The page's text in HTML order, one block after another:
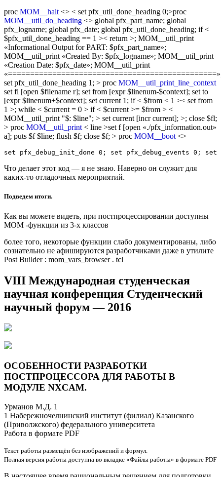
proc MOM__halt <> < set pfx_util_done_heading 0;>proc
MOM__util_do_heading <> global pfx_part_name; global
pfx_logname; global pfx_date; global pfx_util_done_heading; if <
$pfx_util_done_heading == 1 >< return >; MOM__util_print
«Informational Output for PART: $pfx_part_name»;
MOM__util_print «Created By: $pfx_logname»; MOM__util_print
«Creation Date: $pfx_date»; MOM__util_print
set pfx_util_done_heading 1; > proc MOM__util_print_line_context
set fl [open $filename r]; set from [expr $linenum-$context]; set to
[expr $linenum+$context]; set current 1; if < $from < 1 >< set from
1 >; while < $current = 0 > if < $current >= $from > <
MOM__util_print "$: $line"; > set current [incr current]; >; close $fl;
> proc MOM__util_print < line >set f [open «./pfx_information.out»
a]; puts $f $line; flush $f; close $f; > proc MOM__boot <>
set pfx_debug_init_done 0; set pfx_debug_events 0;
Что делает этот код — я не знаю. Наверно он служит для
каких-то отладочных мероприятий.
Подведем итоги.
Как вы можете видеть, при постпроцессировании доступны
MOM -функции из 3-х классов
более того, некоторые функции слабо документированы, либо
сознательно не афишируются разработчиками даже в утилите
Post Builder : mom_vars_browser . tcl
VIII Международная студенческая
научная конференция Студенческий
научный форум — 2016
ОСОБЕННОСТИ РАЗРАБОТКИ
ПОСТПРОЦЕССОРА ДЛЯ РАБОТЫ В
МОДУЛЕ NXCAM.
Урманов М.Д. 1
1 Набережночелнинский институт (филиал) Казанского
(Приволжского) федерального университета
Работа в формате PDF
Текст работы размещён без изображений и формул.
Полная версия работы доступна во вкладке «Файлы работы» в формате PDF